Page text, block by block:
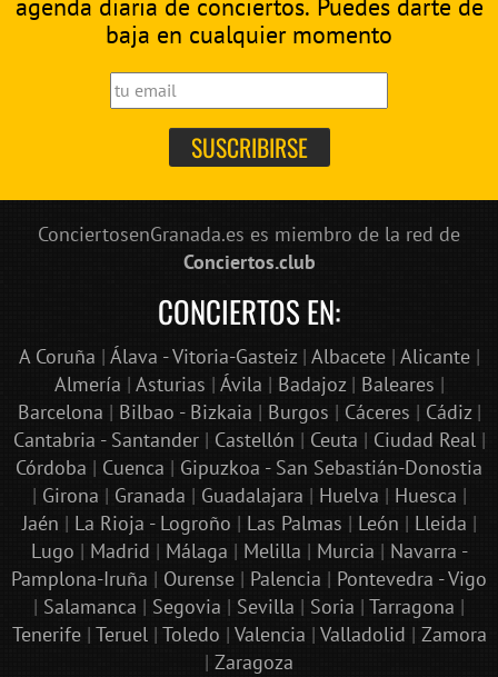
agenda diaria de conciertos. Puedes darte de
baja en cualquier momento
ConciertosenGranada.es es miembro de la red de
Conciertos.club
CONCIERTOS EN:
A Coruña | Álava - Vitoria-Gasteiz| Albacete| Alicante|
Almería | Asturias | Ávila | Badajoz| Baleares |
Barcelona | Bilbao - Bizkaia | Burgos | Cáceres | Cádiz|
Cantabria - Santander| Castellón | Ceuta | Ciudad Real|
Córdoba | Cuenca | Gipuzkoa - San Sebastián-Donostia
| Girona | Granada | Guadalajara | Huelva | Huesca |
Jaén | La Rioja - Logroño | Las Palmas | León | Lleida |
Lugo | Madrid | Málaga | Melilla | Murcia | Navarra -
Pamplona-Iruña | Ourense | Palencia | Pontevedra - Vigo
| Salamanca | Segovia | Sevilla | Soria | Tarragona |
Tenerife| Teruel| Toledo | Valencia | Valladolid | Zamora
| Zaragoza